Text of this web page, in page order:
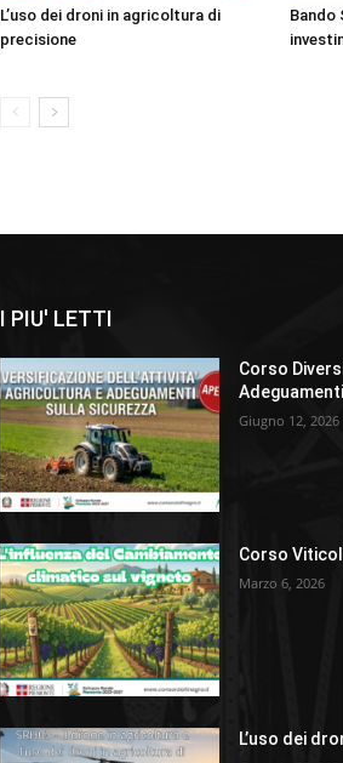
L’uso dei droni in agricoltura di
precisione
Bando
I PIU' LETTI
Corso
Giugno 12, 2026
Corso
Marzo 6, 2026
L’uso dei